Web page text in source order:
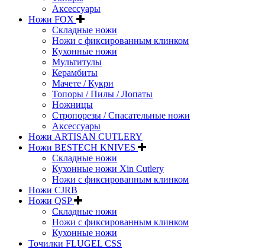
Аксессуары
Ножи FOX
Складные ножи
Ножи с фиксированным клинком
Кухонные ножи
Мультитулы
Керамбиты
Мачете / Кукри
Топоры / Пилы / Лопаты
Ножницы
Стропорезы / Спасательные ножи
Аксессуары
Ножи ARTISAN CUTLERY
Ножи BESTECH KNIVES
Складные ножи
Кухонные ножи Xin Cutlery
Ножи с фиксированным клинком
Ножи CJRB
Ножи QSP
Складные ножи
Ножи с фиксированным клинком
Кухонные ножи
Точилки FLUGEL CSS